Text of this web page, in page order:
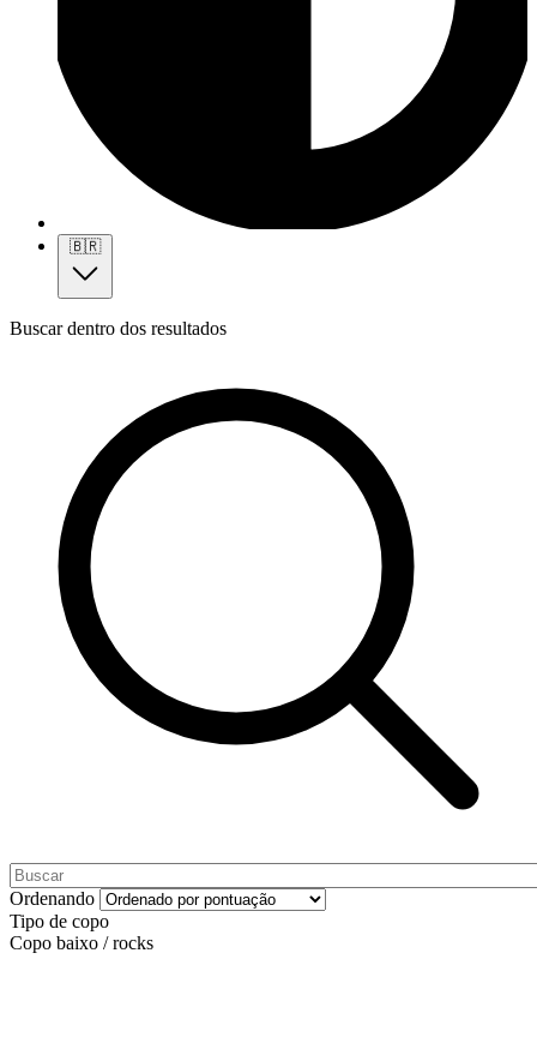
🇧🇷
Buscar dentro dos resultados
Ordenando
Tipo de copo
Copo baixo / rocks